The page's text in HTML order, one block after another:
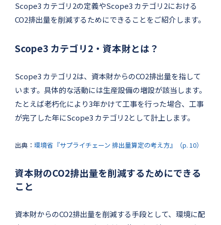
Scope3 カテゴリ2の定義やScope3 カテゴリ2における
CO2排出量を削減するためにできることをご紹介します。
Scope3 カテゴリ2・資本財とは？
Scope3 カテゴリ2は、資本財からのCO2排出量を指して
います。具体的な活動には生産設備の増設が該当します。
たとえば老朽化により3年かけて工事を行った場合、工事
が完了した年にScope3 カテゴリ2として計上します。
出典： 環境省『サプライチェーン 排出量算定の考え方』（p. 10）
資本財のCO2排出量を削減するためにできる
こと
資本財からのCO2排出量を削減する手段として、環境に配